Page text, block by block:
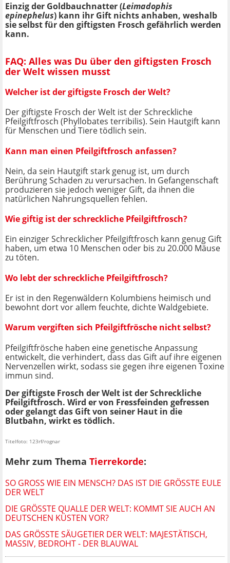
Einzig der Goldbauchnatter (Leimadophis
epinephelus) kann ihr Gift nichts anhaben, weshalb
sie selbst für den giftigsten Frosch gefährlich werden
kann.
FAQ: Alles was Du über den giftigsten Frosch
der Welt wissen musst
Welcher ist der giftigste Frosch der Welt?
Der giftigste Frosch der Welt ist der Schreckliche
Pfeilgiftfrosch (Phyllobates terribilis). Sein Hautgift kann
für Menschen und Tiere tödlich sein.
Kann man einen Pfeilgiftfrosch anfassen?
Nein, da sein Hautgift stark genug ist, um durch
Berührung Schaden zu verursachen. In Gefangenschaft
produzieren sie jedoch weniger Gift, da ihnen die
natürlichen Nahrungsquellen fehlen.
Wie giftig ist der schreckliche Pfeilgiftfrosch?
Ein einziger Schrecklicher Pfeilgiftfrosch kann genug Gift
haben, um etwa 10 Menschen oder bis zu 20.000 Mäuse
zu töten.
Wo lebt der schreckliche Pfeilgiftfrosch?
Er ist in den Regenwäldern Kolumbiens heimisch und
bewohnt dort vor allem feuchte, dichte Waldgebiete.
Warum vergiften sich Pfeilgiftfrösche nicht selbst?
Pfeilgiftfrösche haben eine genetische Anpassung
entwickelt, die verhindert, dass das Gift auf ihre eigenen
Nervenzellen wirkt, sodass sie gegen ihre eigenen Toxine
immun sind.
Der giftigste Frosch der Welt ist der Schreckliche
Pfeilgiftfrosch. Wird er von Fressfeinden gefressen
oder gelangt das Gift von seiner Haut in die
Blutbahn, wirkt es tödlich.
Titelfoto: 123rf/rognar
Mehr zum Thema Tierrekorde:
SO GROSS WIE EIN MENSCH? DAS IST DIE GRÖSSTE EULE DE
R WELT
DIE GRÖSSTE QUALLE DER WELT: KOMMT SIE AUCH AN D
EUTSCHEN KÜSTEN VOR?
DAS GRÖSSTE SÄUGETIER DER WELT: MAJESTÄTISCH, M
ASSIV, BEDROHT - DER BLAUWAL